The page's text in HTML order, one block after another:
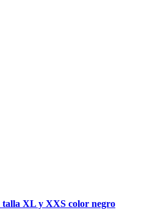
talla XL y XXS color negro